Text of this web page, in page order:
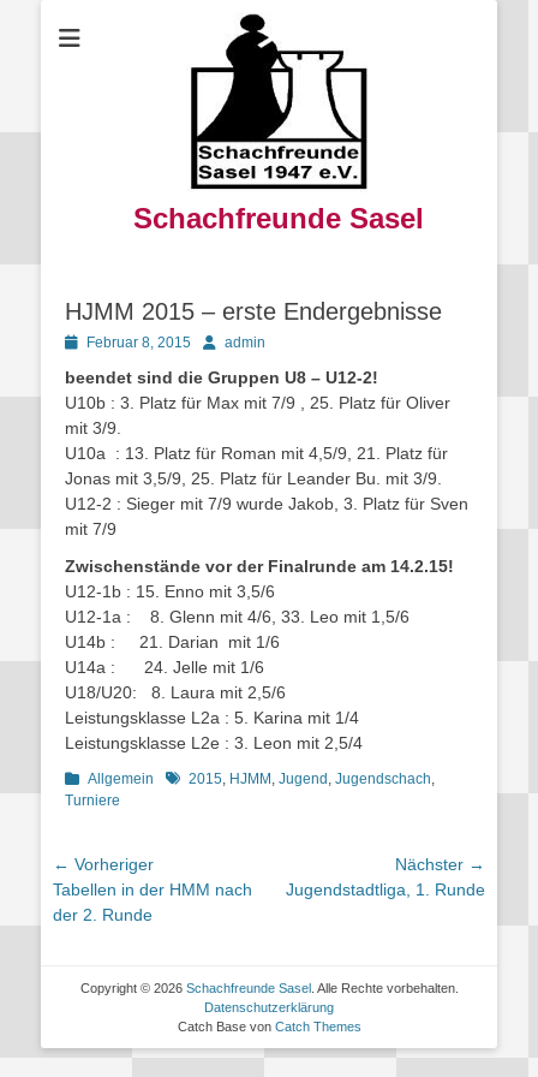
Schachfreunde Sasel
HJMM 2015 – erste Endergebnisse
PostedFebruar 8, 2015 Autoradmin
beendet sind die Gruppen U8 – U12-2!
U10b : 3. Platz für Max mit 7/9 , 25. Platz für Oliver
mit 3/9.
U10a : 13. Platz für Roman mit 4,5/9, 21. Platz für
Jonas mit 3,5/9, 25. Platz für Leander Bu. mit 3/9.
U12-2 : Sieger mit 7/9 wurde Jakob, 3. Platz für Sven
mit 7/9
Zwischenstände vor der Finalrunde am 14.2.15!
U12-1b : 15. Enno mit 3,5/6
U12-1a : 8. Glenn mit 4/6, 33. Leo mit 1,5/6
U14b : 21. Darian mit 1/6
U14a : 24. Jelle mit 1/6
U18/U20: 8. Laura mit 2,5/6
Leistungsklasse L2a : 5. Karina mit 1/4
Leistungsklasse L2e : 3. Leon mit 2,5/4
Kategorien
Allgemein Schlagworte
2015, HJMM , Jugend , Jugendschach,
Turniere
Beitragsnavigation
← Vorheriger
Vorheriger
Beitrag:
Tabellen in der HMM nach
der 2. Runde
Nächster →
Nächster
Jugendstadtliga, 1. Runde
Copyright © 2026 Schachfreunde Sasel. Alle Rechte vorbehalten.
Datenschutzerklärung
Catch Base von Catch Themes